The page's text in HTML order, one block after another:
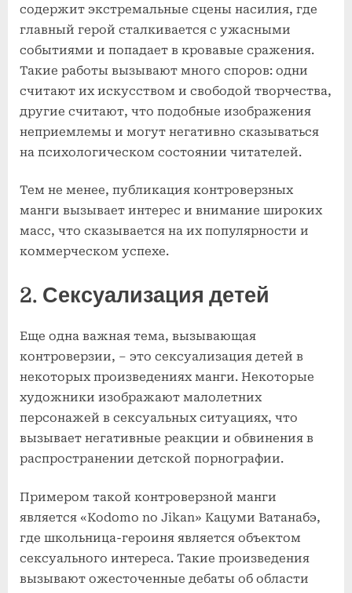
содержит экстремальные сцены насилия, где
главный герой сталкивается с ужасными
событиями и попадает в кровавые сражения.
Такие работы вызывают много споров: одни
считают их искусством и свободой творчества,
другие считают, что подобные изображения
неприемлемы и могут негативно сказываться
на психологическом состоянии читателей.
Тем не менее, публикация контроверзных
манги вызывает интерес и внимание широких
масс, что сказывается на их популярности и
коммерческом успехе.
2. Сексуализация детей
Еще одна важная тема, вызывающая
контроверзии, – это сексуализация детей в
некоторых произведениях манги. Некоторые
художники изображают малолетних
персонажей в сексуальных ситуациях, что
вызывает негативные реакции и обвинения в
распространении детской порнографии.
Примером такой контроверзной манги
является «Kodomo no Jikan» Кацуми Ватанабэ,
где школьница-героиня является объектом
сексуального интереса. Такие произведения
вызывают ожесточенные дебаты об области